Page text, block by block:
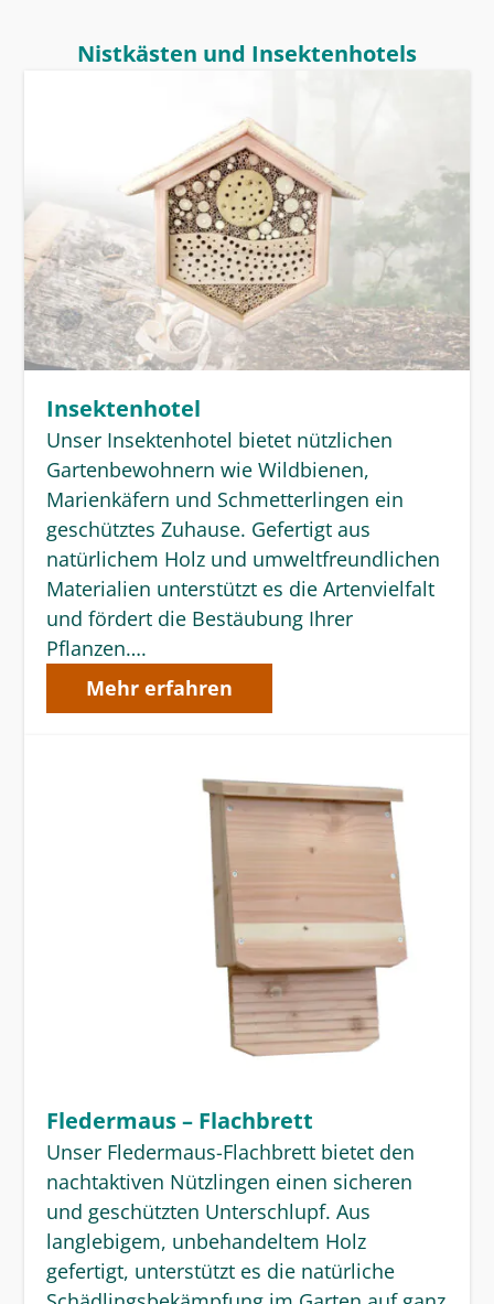
Nistkästen und Insektenhotels
Insektenhotel
Unser Insektenhotel bietet nützlichen
Gartenbewohnern wie Wildbienen,
Marienkäfern und Schmetterlingen ein
geschütztes Zuhause. Gefertigt aus
natürlichem Holz und umweltfreundlichen
Materialien unterstützt es die Artenvielfalt
und fördert die Bestäubung Ihrer
Pflanzen….
Mehr erfahren
Fledermaus – Flachbrett
Unser Fledermaus-Flachbrett bietet den
nachtaktiven Nützlingen einen sicheren
und geschützten Unterschlupf. Aus
langlebigem, unbehandeltem Holz
gefertigt, unterstützt es die natürliche